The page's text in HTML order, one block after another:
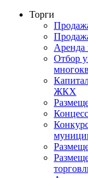
Торги
Аренда
Отбор
ЖКХ